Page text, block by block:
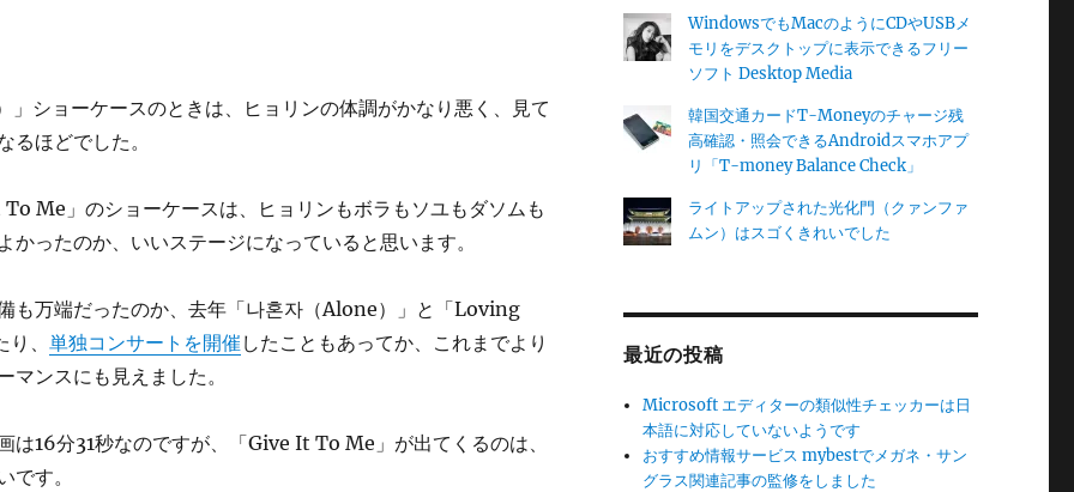
」ショーケースのときは、ヒョリンの体調がかなり悪く、見て
るほどでした。
Me」のショーケースは、ヒョリンもボラもソユもダソムも
かったのか、いいステージになっていると思います。
も万端だったのか、去年「나혼자（Alone）」と「Loving
、 単独コンサートを開催 したこともあってか、これまでより
マンスにも見えました。
は16分31秒なのですが、「Give It To Me」が出てくるのは、
です。
WindowsでもMacのようにCDやUSBメ
モリをデスクトップに表示できるフリー
ソフト Desktop Media
韓国交通カードT-Moneyのチャージ残
高確認・照会できるAndroidスマホアプ
リ「T-money Balance Check」
ライトアップされた光化門（クァンファ
ムン）はスゴくきれいでした
最近の投稿
Microsoft エディターの類似性チェッカーは日
本語に対応していないようです
おすすめ情報サービス mybestでメガネ・サン
グラス関連記事の監修をしました